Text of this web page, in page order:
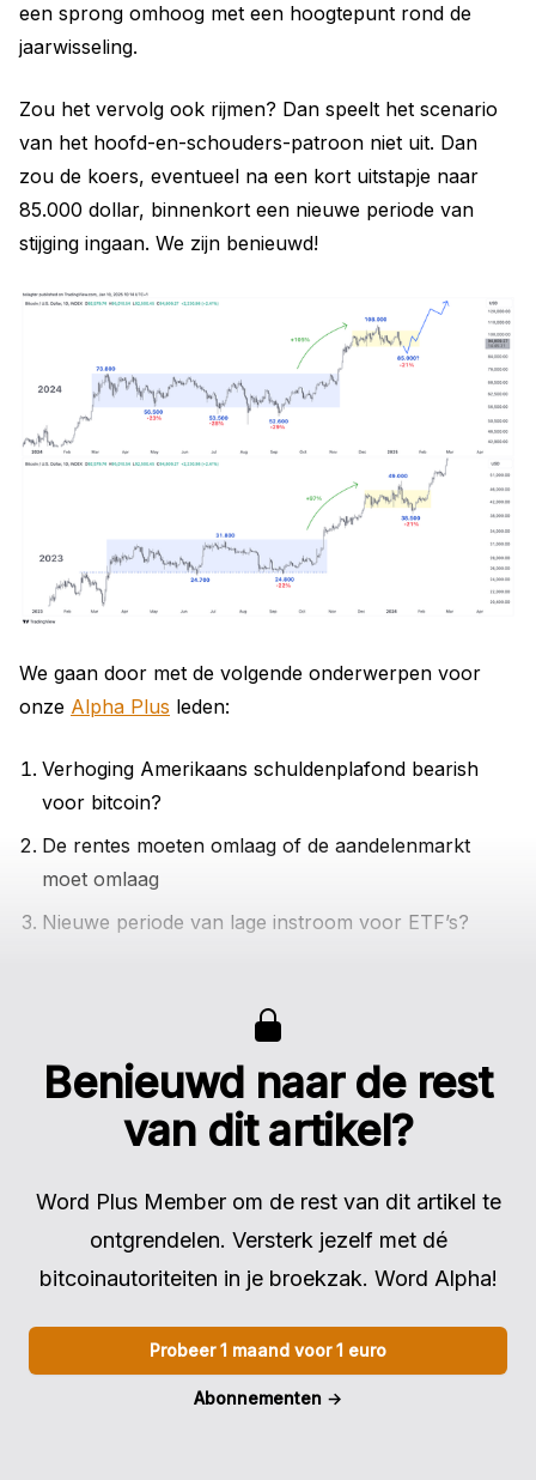
een sprong omhoog met een hoogtepunt rond de
jaarwisseling.
Zou het vervolg ook rijmen? Dan speelt het scenario
van het hoofd-en-schouders-patroon niet uit. Dan
zou de koers, eventueel na een kort uitstapje naar
85.000 dollar, binnenkort een nieuwe periode van
stijging ingaan. We zijn benieuwd!
We gaan door met de volgende onderwerpen voor
onze Alpha Plus leden:
Verhoging Amerikaans schuldenplafond bearish
voor bitcoin?
De rentes moeten omlaag of de aandelenmarkt
moet omlaag
Nieuwe periode van lage instroom voor ETF’s?
Benieuwd naar de rest
van dit artikel?
Word Plus Member om de rest van dit artikel te
ontgrendelen. Versterk jezelf met dé
bitcoinautoriteiten in je broekzak. Word Alpha!
Probeer 1 maand voor 1 euro
Abonnementen →